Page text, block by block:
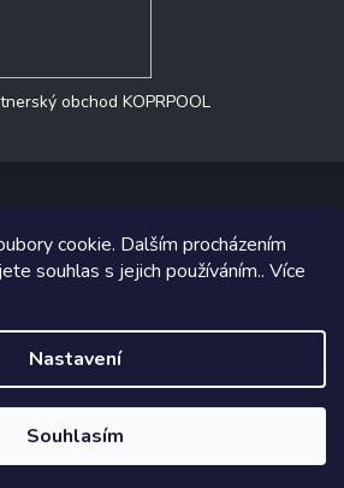
cookie. Dalším procházením
souhlas s jejich používáním.. Více
Nastavení
Souhlasím
obchod KOPRPOOL
. Všechna práva vyhrazena.
Shoptet implementoval
Shoptetak.cz.